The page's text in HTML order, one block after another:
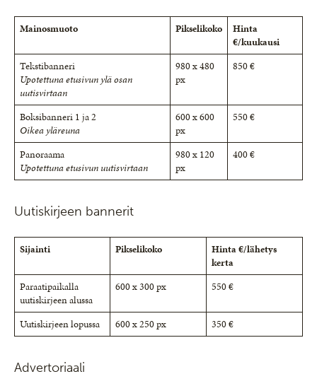
Mainosmuoto Pikselikoko
Hinta
€/kuukausi
Tekstibanneri
Upotettuna etusivun ylä osan
uutisvirtaan
980 x 480
px
850 €
Boksibanneri 1 ja 2
Oikea yläreuna
600 x 600
px
550 €
Panoraama
Upotettuna etusivun uutisvirtaan
980 x 120
px
400 €
Uutiskirjeen bannerit
Sijainti Pikselikoko
Hinta €/lähetys
kerta
Paraatipaikalla
uutiskirjeen alussa
600 x 300 px 550 €
Uutiskirjeen lopussa 600 x 250 px 350 €
Advertoriaali